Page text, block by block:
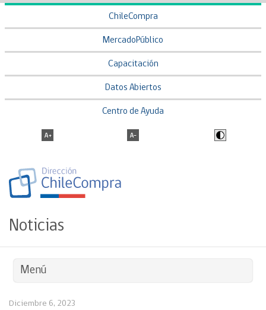
ChileCompra
MercadoPúblico
Capacitación
Datos Abiertos
Centro de Ayuda
Noticias
Menú
Diciembre 6, 2023